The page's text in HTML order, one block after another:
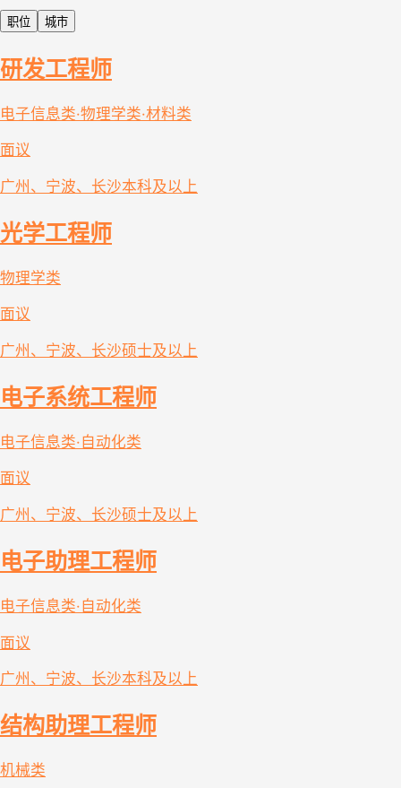
职位 城市
研发工程师
电子信息类·物理学类·材料类
面议
广州、宁波、长沙本科及以上
光学工程师
物理学类
面议
广州、宁波、长沙硕士及以上
电子系统工程师
电子信息类·自动化类
面议
广州、宁波、长沙硕士及以上
电子助理工程师
电子信息类·自动化类
面议
广州、宁波、长沙本科及以上
结构助理工程师
机械类